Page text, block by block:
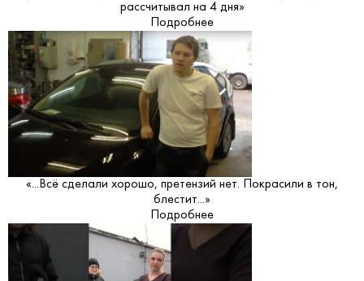
рассчитывал на 4 дня»
Подробнее
«...Всё сделали хорошо, претензий нет. Покрасили в тон,
блестит...»
Подробнее